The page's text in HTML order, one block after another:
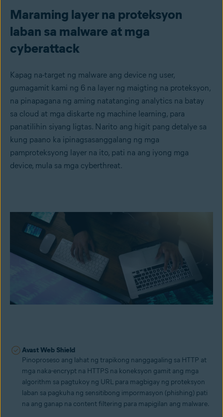
Maraming layer na proteksyon
laban sa malware at mga
cyberattack
Kapag na-target ng malware ang device ng user,
gumagamit kami ng 6 na layer ng maigting na proteksyon,
na pinapagana ng aming natatanging analytics na batay
sa cloud at mga diskarte ng machine learning, para
panatilihin siyang ligtas. Narito ang higit pang detalye sa
kung paano ka ipinagsasanggalang ng mga
pamproteksyong layer na ito, pati na ang iyong mga
device, mula sa mga cyberthreat.
Avast Web Shield
Pinoproseso ang lahat ng trapikong nanggagaling sa HTTP at
mga naka-encrypt na HTTPS na koneksyon gamit ang mga
algorithm sa pagtukoy ng URL para magbigay ng proteksyon
laban sa pagkuha ng sensitibong impormasyon (phishing) pati
na ang ganap na content filtering para mapigilan ang malware.